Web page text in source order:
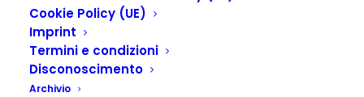
Cookie Policy (UE)
Imprint
Termini e condizioni
Disconoscimento
Archivio
United Social Justice